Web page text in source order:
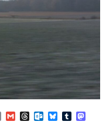
CopyGmailThreadsOutlook.com
BlueskyTumblr